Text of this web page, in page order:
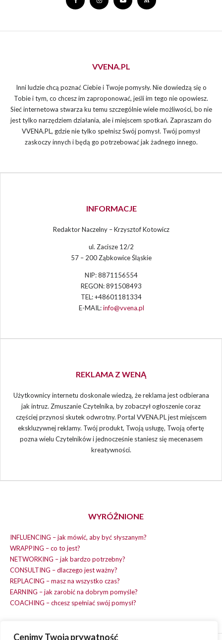
Cenimy Twoją prywatność
VVENA.PL
Inni ludzie chcą poznać Ciebie i Twoje pomysły. Nie dowiedzą się o
Tobie i tym, co chcesz im zaproponować, jeśli im tego nie opowiesz.
Sieć internetowa stwarza ku temu szczególnie wiele możliwości, bo nie
jest tylko narzędziem działania, ale i miejscem spotkań. Zapraszam do
VVENA.PL, gdzie nie tylko spełnisz Swój pomysł. Twój pomysł
zaskoczy innych i będą go potrzebować jak żadnego innego.
INFORMACJE
Redaktor Naczelny – Krzysztof Kotowicz
ul. Zacisze 12/2
57 – 200 Ząbkowice Śląskie
NIP: 8871156554
REGON: 891508493
TEL: +48601181334
E-MAIL:info@vvena.pl
REKLAMA Z WENĄ
Użytkownicy internetu doskonale wiedzą, że reklama jest odbierana
jak intruz. Zmuszanie Czytelnika, by zobaczył ogłoszenie coraz
częściej przynosi skutek odwrotny. Portal VVENA.PL jest miejscem
ekskluzywnej reklamy. Twój produkt, Twoją usługę, Twoją ofertę
pozna wielu Czytelników i jednocześnie staniesz się mecenasem
kreatywności.
WYRÓŻNIONE
INFLUENCING – jak mówić, aby być słyszanym?
WRAPPING – co to jest?
NETWORKING – jak bardzo potrzebny?
CONSULTING – dlaczego jest ważny?
REPLACING – masz na wszystko czas?
EARNING – jak zarobić na dobrym pomyśle?
COACHING – chcesz spełniać swój pomysł?